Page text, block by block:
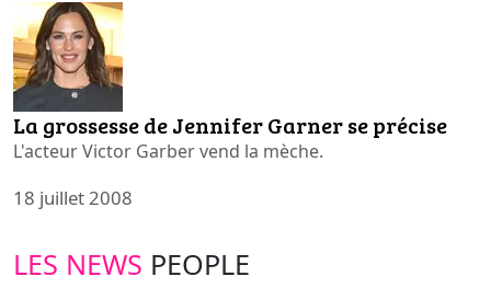
La grossesse de Jennifer Garner se précise
L'acteur Victor Garber vend la mèche.
18 juillet 2008
LES NEWS PEOPLE